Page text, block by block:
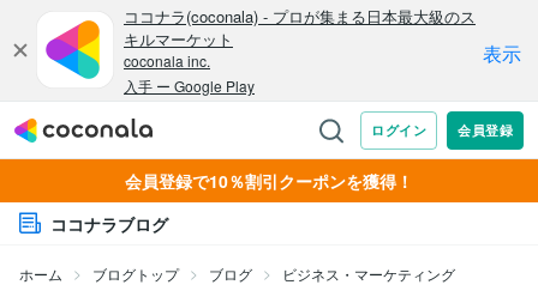
会員登録で10％割引クーポンを獲得！
ココナラブログ
ホーム ブログトップ ブログ ビジネス・マーケティング